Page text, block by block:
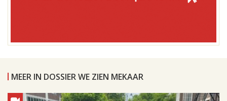
MEER IN DOSSIER WE ZIEN MEKAAR